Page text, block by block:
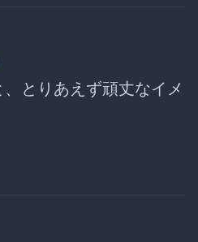
とりあえず頑丈なイメ